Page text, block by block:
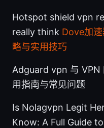
Hotspot shield vpn
really think Dove加
略与实用技巧
Adguard vpn 与 VPN
用指南与常见问题
Is Nolagvpn Legit
Know: A Full Guide